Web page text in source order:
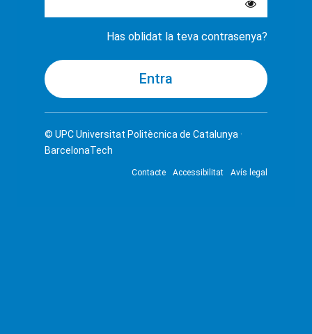
Has oblidat la teva contrasenya?
© UPCUniversitat Politècnica de Catalunya ·
BarcelonaTech
Contacte Accessibilitat Avís legal